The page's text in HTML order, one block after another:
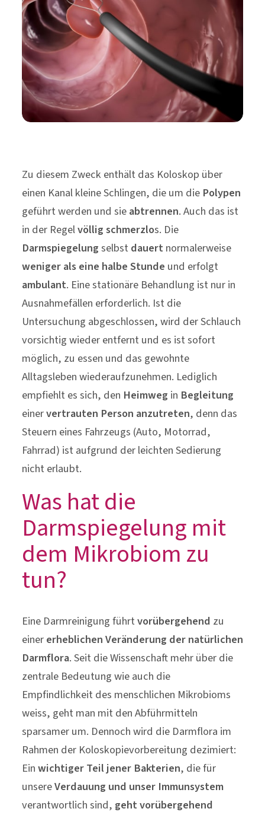
Zu diesem Zweck enthält das Koloskop über
einen Kanal kleine Schlingen, die um die Polypen
geführt werden und sieabtrennen. Auch das ist
in der Regelvöllig schmerzlos. Die
Darmspiegelungselbstdauertnormalerweise
weniger als eine halbe Stunde und erfolgt
ambulant. Eine stationäre Behandlung ist nur in
Ausnahmefällen erforderlich. Ist die
Untersuchung abgeschlossen, wird der Schlauch
vorsichtig wieder entfernt und es ist sofort
möglich, zu essen und das gewohnte
Alltagsleben wiederaufzunehmen. Lediglich
empfiehlt es sich, den Heimweg in Begleitung
einervertrauten Person anzutreten, denn das
Steuern eines Fahrzeugs (Auto, Motorrad,
Fahrrad) ist aufgrund der leichten Sedierung
nicht erlaubt.
Was hat die
Darmspiegelung mit
dem Mikrobiom zu
tun?
Eine Darmreinigung führtvorübergehend zu
einererheblichen Veränderung der natürlichen
Darmflora. Seit die Wissenschaft mehr über die
zentrale Bedeutung wie auch die
Empfindlichkeit des menschlichen Mikrobioms
weiss, geht man mit den Abführmitteln
sparsamer um. Dennoch wird die Darmflora im
Rahmen der Koloskopievorbereitung dezimiert:
Einwichtiger Teil jener Bakterien, die für
unsereVerdauung und unser Immunsystem
verantwortlich sind, geht vorübergehend